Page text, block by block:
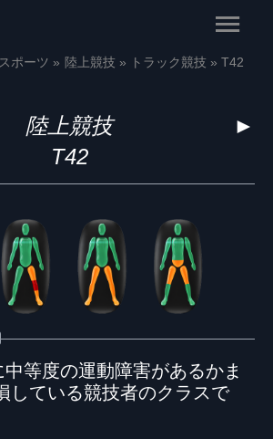
Main
Menu
ポーツ 陸上競技 トラック競技 T42
►
陸上競技
T42
等度の運動障害があるかま
している競技者のクラスで